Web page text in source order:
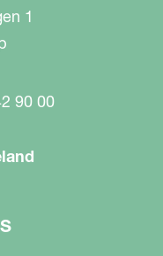
1
90 00